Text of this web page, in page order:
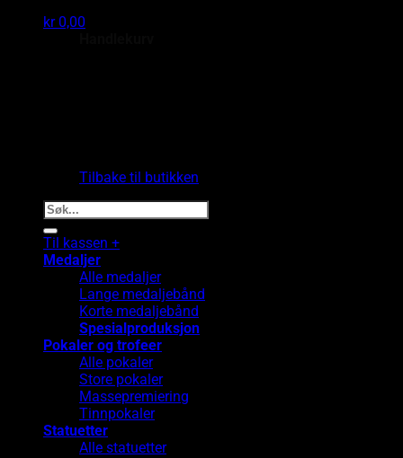
kr0,00
Tilbake til butikken
Søk
etter:
Til kassen +
Medaljer
Alle medaljer
Lange medaljebånd
Korte medaljebånd
Spesialproduksjon
Pokaler og trofeer
Alle pokaler
Store pokaler
Massepremiering
Tinnpokaler
Statuetter
Alle statuetter